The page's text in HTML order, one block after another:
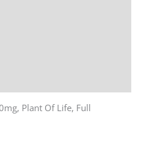
Plant Of Life, Full